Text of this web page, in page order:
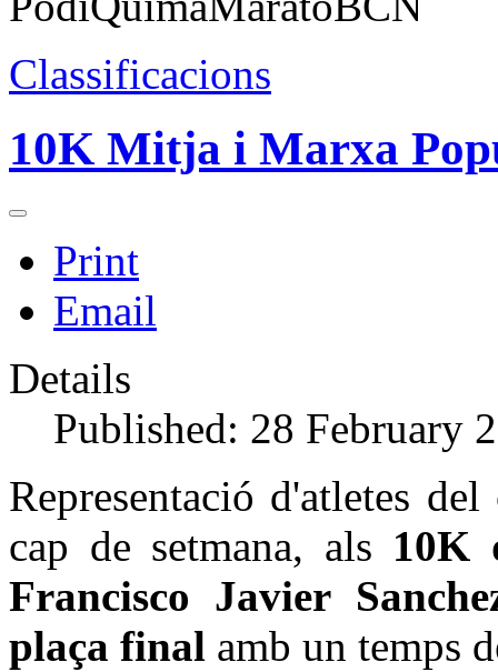
Classificacions
10K Mitja i Marxa
Print
Email
Details
Published: 28 February
Representació d'atletes
cap de setmana, als 10K
Francisco Javier
plaça final amb un temps